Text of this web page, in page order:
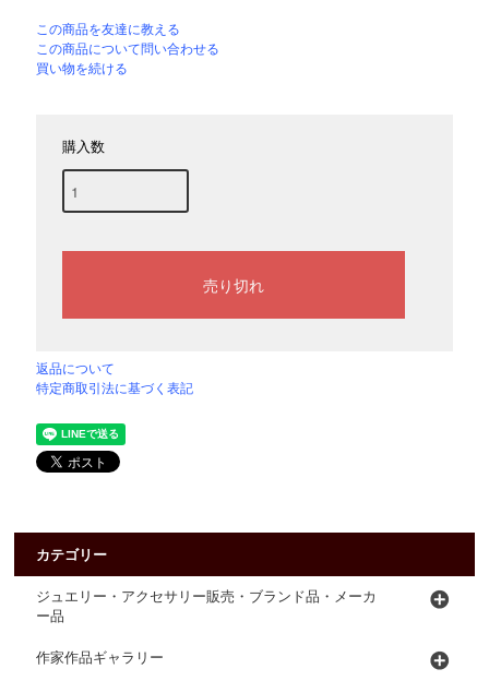
この商品を友達に教える
この商品について問い合わせる
買い物を続ける
購入数
返品について
特定商取引法に基づく表記
カテゴリー
ジュエリー・アクセサリー販売・ブランド品・メーカ
ー品
作家作品ギャラリー